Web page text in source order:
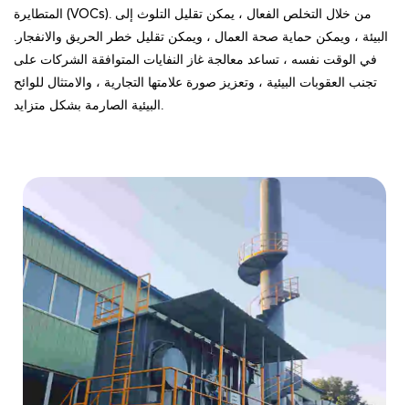
المتطايرة (VOCs). من خلال التخلص الفعال ، يمكن تقليل التلوث إلى
البيئة ، ويمكن حماية صحة العمال ، ويمكن تقليل خطر الحريق والانفجار.
في الوقت نفسه ، تساعد معالجة غاز النفايات المتوافقة الشركات على
تجنب العقوبات البيئية ، وتعزيز صورة علامتها التجارية ، والامتثال للوائح
البيئية الصارمة بشكل متزايد.